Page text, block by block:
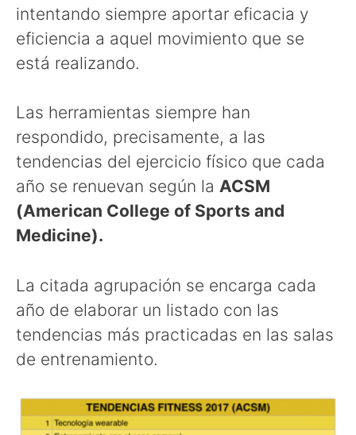
intentando siempre aportar eficacia y
eficiencia a aquel movimiento que se
está realizando.
Las herramientas siempre han
respondido, precisamente, a las
tendencias del ejercicio físico que cada
año se renuevan según la ACSM
(American College of Sports and
Medicine).
La citada agrupación se encarga cada
año de elaborar un listado con las
tendencias más practicadas en las salas
de entrenamiento.